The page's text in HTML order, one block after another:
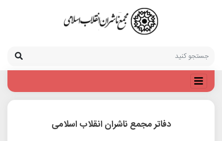
دفاتر مجمع ناشران انقلاب اسلامی